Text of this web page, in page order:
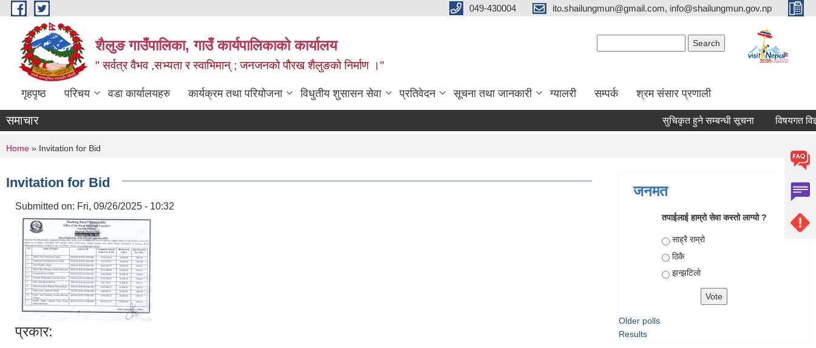
Skip to main content 049-430004 ito.shailungmun@gmail.com, info@shailungmun.gov.np
शैलुङ गाउँपालिका, गाउँ कार्यपालिकाको कार्यालय
" सर्वत्र वैभव ,सभ्यता र स्वाभिमान् ; जनजनको पौरख शैलुङको निर्माण ।"
गृहपृष्ठ परिचय वडा कार्यालयहरु कार्यक्रम तथा परियोजना विधुतीय शुसासन सेवा प्रतिवेदन सूचना तथा जानकारी ग्यालरी सम्पर्क श्रम संसार प्रणाली
समाचार सुचिकृत हुने सम्बन्धी सूचना विषयगत
You are here
Home » Invitation for Bid
Invitation for Bid
Submitted on: Fri, 09/26/2025 - 10:32
प्रकार:
जनमत
तपाईलाई हाम्रो सेवा कस्तो लाग्यो ?
Choices
साह्रै राम्रो
ठिकै
झन्झटिलो
Older polls
Results